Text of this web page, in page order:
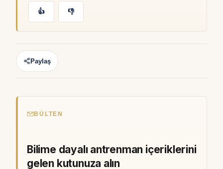
👍 👎
Paylaş
BÜLTEN
Bilime dayalı antrenman içeriklerini
gelen kutunuza alın